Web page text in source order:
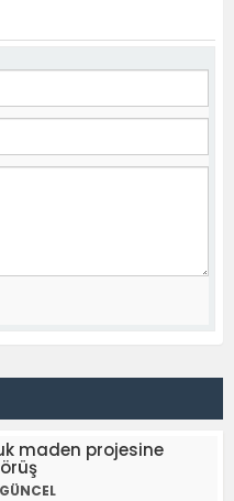
maden projesine
GÜNCEL